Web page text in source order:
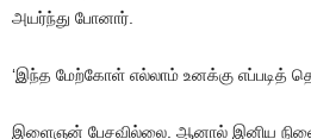
அயர்ந்து போனார்
‘இந்த மேற்கோள் எல்லாம் உனக்கு எப்படித்
இளைஞன் பேசவில்லை ஆனால் இனிய